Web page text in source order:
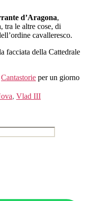
d’Aragona,
tra le altre cose, di
cavalleresco.
facciata della Cattedrale
Cantastorie per un giorno
, Vlad III